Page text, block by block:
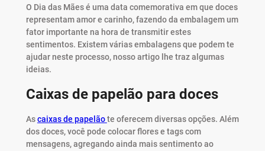
O Dia das Mães é uma data comemorativa em que doces
representam amor e carinho, fazendo da embalagem um
fator importante na hora de transmitir estes
sentimentos. Existem várias embalagens que podem te
ajudar neste processo, nosso artigo lhe traz algumas
ideias.
Caixas de papelão para doces
Ascaixas de papelãote oferecem diversas opções. Além
dos doces, você pode colocar flores e tags com
mensagens, agregando ainda mais sentimento ao